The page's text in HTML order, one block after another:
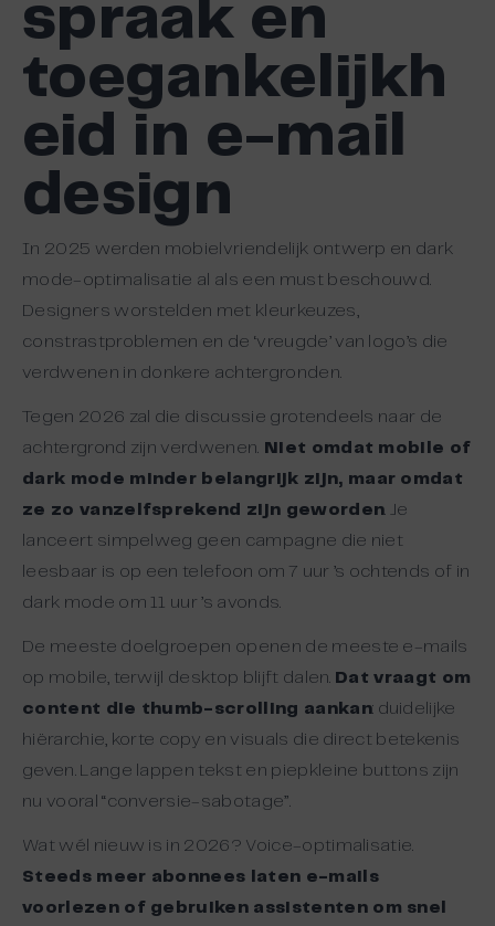
spraak en
toegankelijkh
eid in e-mail
design
In 2025 werden mobielvriendelijk ontwerp en dark
mode-optimalisatie al als een must beschouwd.
Designers worstelden met kleurkeuzes,
constrastproblemen en de ‘vreugde’ van logo’s die
verdwenen in donkere achtergronden.
Tegen 2026 zal die discussie grotendeels naar de
achtergrond zijn verdwenen. Niet omdat mobile of
dark mode minder belangrijk zijn, maar omdat
ze zo vanzelfsprekend zijn geworden . Je
lanceert simpelweg geen campagne die niet
leesbaar is op een telefoon om 7 uur ’s ochtends of in
dark mode om 11 uur ’s avonds.
De meeste doelgroepen openen de meeste e-mails
op mobile, terwijl desktop blijft dalen. Dat vraagt om
content die thumb-scrolling aankan: duidelijke
hiërarchie, korte copy en visuals die direct betekenis
geven. Lange lappen tekst en piepkleine buttons zijn
nu vooral “conversie-sabotage”.
Wat wél nieuw is in 2026? Voice-optimalisatie.
Steeds meer abonnees laten e-mails
voorlezen of gebruiken assistenten om snel